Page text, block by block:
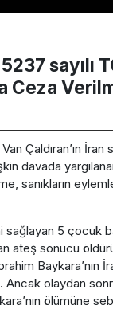
sayılı
Ceza
Çaldıran’ın İran
davada
sanıkların
sağlayan 5 çocuk
ateş sonucu
Baykara’nın
olaydan
ölümüne